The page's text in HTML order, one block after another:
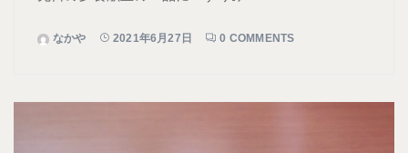
なかや 2021年6月27日 0 COMMENTS